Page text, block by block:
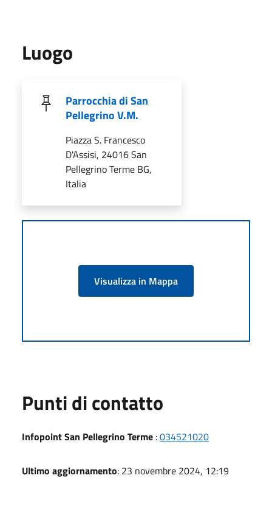
Luogo
Parrocchia di San
Pellegrino V.M.
Piazza S. Francesco
D'Assisi, 24016 San
Pellegrino Terme BG,
Italia
Visualizza in Mappa
Punti di contatto
Infopoint San Pellegrino Terme :034521020
Ultimo aggiornamento: 23 novembre 2024, 12:19